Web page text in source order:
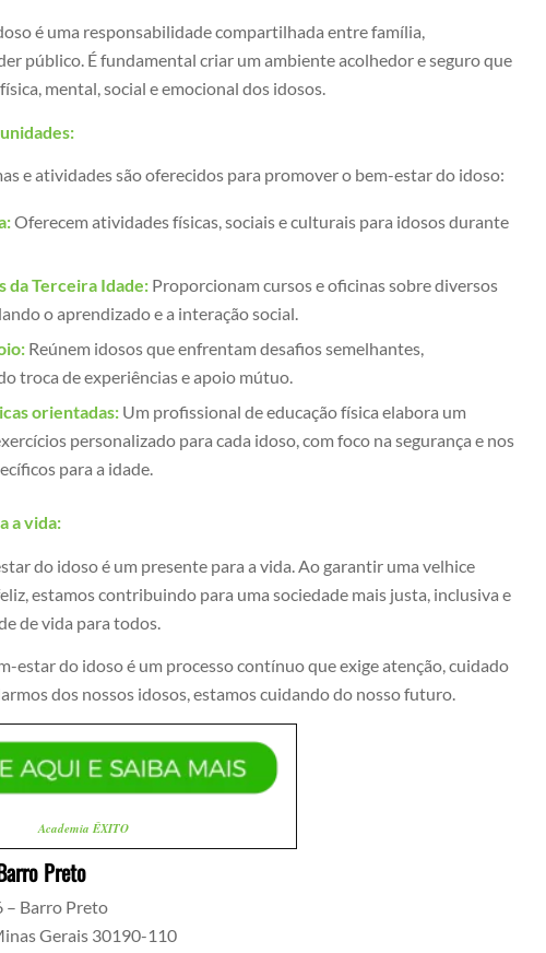
é uma responsabilidade compartilhada entre família,
público. É fundamental criar um ambiente acolhedor e seguro que
mental, social e emocional dos idosos.
e atividades são oferecidos para promover o bem-estar do idoso:
Oferecem atividades físicas, sociais e culturais para idosos durante
da Terceira Idade: Proporcionam cursos e oficinas sobre diversos
o aprendizado e a interação social.
Reúnem idosos que enfrentam desafios semelhantes,
troca de experiências e apoio mútuo.
orientadas: Um profissional de educação física elabora um
personalizado para cada idoso, com foco na segurança e nos
para a idade.
a vida:
do idoso é um presente para a vida. Ao garantir uma velhice
estamos contribuindo para uma sociedade mais justa, inclusiva e
de vida para todos.
estar do idoso é um processo contínuo que exige atenção, cuidado
dos nossos idosos, estamos cuidando do nosso futuro.
Academia ÊXITO
Preto
– Barro Preto
Gerais 30190-110